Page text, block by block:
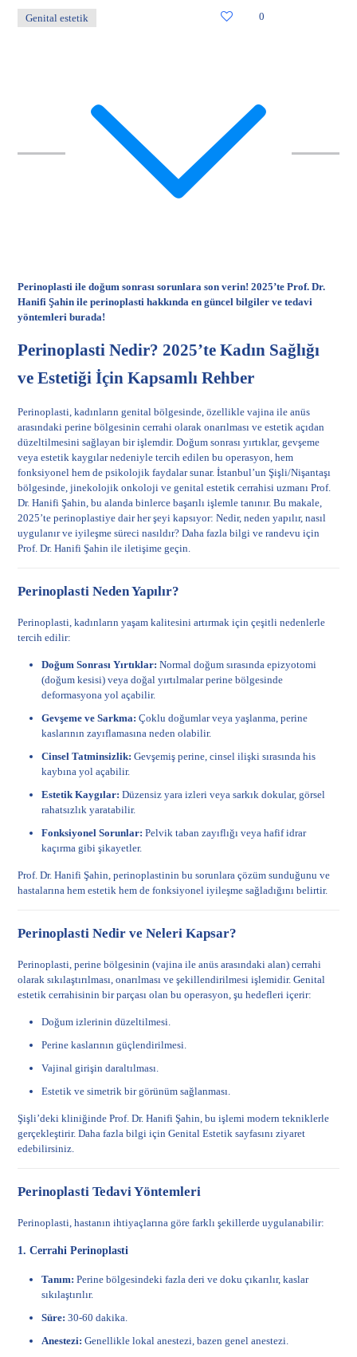
Genital estetik 0
Perinoplasti ile doğum sonrası sorunlara son verin! 2025’te Prof. Dr.
Hanifi Şahin ile perinoplasti hakkında en güncel bilgiler ve tedavi
yöntemleri burada!
Perinoplasti Nedir? 2025’te Kadın Sağlığı
ve Estetiği İçin Kapsamlı Rehber
Perinoplasti, kadınların genital bölgesinde, özellikle vajina ile anüs
arasındaki perine bölgesinin cerrahi olarak onarılması ve estetik açıdan
düzeltilmesini sağlayan bir işlemdir. Doğum sonrası yırtıklar, gevşeme
veya estetik kaygılar nedeniyle tercih edilen bu operasyon, hem
fonksiyonel hem de psikolojik faydalar sunar. İstanbul’un Şişli/Nişantaşı
bölgesinde, jinekolojik onkoloji ve genital estetik cerrahisi uzmanı Prof.
Dr. Hanifi Şahin, bu alanda binlerce başarılı işlemle tanınır. Bu makale,
2025’te perinoplastiye dair her şeyi kapsıyor: Nedir, neden yapılır, nasıl
uygulanır ve iyileşme süreci nasıldır? Daha fazla bilgi ve randevu için
Prof. Dr. Hanifi Şahin ile iletişime geçin.
Perinoplasti Neden Yapılır?
Perinoplasti, kadınların yaşam kalitesini artırmak için çeşitli nedenlerle
tercih edilir:
Doğum Sonrası Yırtıklar: Normal doğum sırasında epizyotomi
(doğum kesisi) veya doğal yırtılmalar perine bölgesinde
deformasyona yol açabilir.
Gevşeme ve Sarkma: Çoklu doğumlar veya yaşlanma, perine
kaslarının zayıflamasına neden olabilir.
Cinsel Tatminsizlik: Gevşemiş perine, cinsel ilişki sırasında his
kaybına yol açabilir.
Estetik Kaygılar: Düzensiz yara izleri veya sarkık dokular, görsel
rahatsızlık yaratabilir.
Fonksiyonel Sorunlar: Pelvik taban zayıflığı veya hafif idrar
kaçırma gibi şikayetler.
Prof. Dr. Hanifi Şahin, perinoplastinin bu sorunlara çözüm sunduğunu ve
hastalarına hem estetik hem de fonksiyonel iyileşme sağladığını belirtir.
Perinoplasti Nedir ve Neleri Kapsar?
Perinoplasti, perine bölgesinin (vajina ile anüs arasındaki alan) cerrahi
olarak sıkılaştırılması, onarılması ve şekillendirilmesi işlemidir. Genital
estetik cerrahisinin bir parçası olan bu operasyon, şu hedefleri içerir:
Doğum izlerinin düzeltilmesi.
Perine kaslarının güçlendirilmesi.
Vajinal girişin daraltılması.
Estetik ve simetrik bir görünüm sağlanması.
Şişli’deki kliniğinde Prof. Dr. Hanifi Şahin, bu işlemi modern tekniklerle
gerçekleştirir. Daha fazla bilgi içinGenital Estetik sayfasını ziyaret
edebilirsiniz.
Perinoplasti Tedavi Yöntemleri
Perinoplasti, hastanın ihtiyaçlarına göre farklı şekillerde uygulanabilir:
1. Cerrahi Perinoplasti
Tanım: Perine bölgesindeki fazla deri ve doku çıkarılır, kaslar
sıkılaştırılır.
Süre: 30-60 dakika.
Anestezi: Genellikle lokal anestezi, bazen genel anestezi.